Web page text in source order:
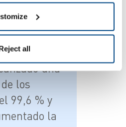
all
hemos
nuestro
una
los
99,6 % y
la